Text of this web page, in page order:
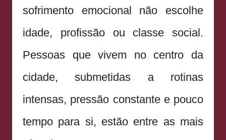
sofrimento emocional não escolhe
idade, profissão ou classe social.
Pessoas que vivem no centro da
cidade, submetidas a rotinas
intensas, pressão constante e pouco
tempo para si, estão entre as mais